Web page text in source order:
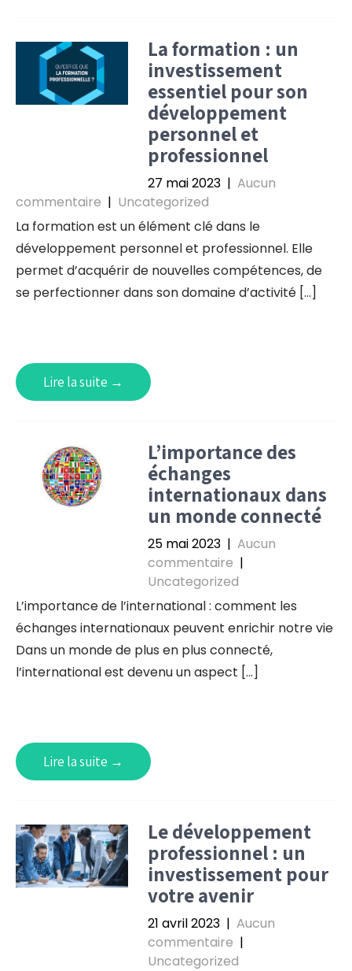
La formation : un
investissement
essentiel pour son
développement
personnel et
professionnel
27 mai 2023 | Aucun
commentaire | Uncategorized
La formation est un élément clé dans le
développement personnel et professionnel. Elle
permet d’acquérir de nouvelles compétences, de
se perfectionner dans son domaine d’activité […]
Lire la suite →
L’importance des
échanges
internationaux dans
un monde connecté
25 mai 2023 | Aucun
commentaire |
Uncategorized
L’importance de l’international : comment les
échanges internationaux peuvent enrichir notre vie
Dans un monde de plus en plus connecté,
l’international est devenu un aspect […]
Lire la suite →
Le développement
professionnel : un
investissement pour
votre avenir
21 avril 2023 | Aucun
commentaire |
Uncategorized